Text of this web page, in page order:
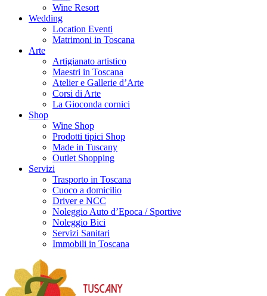
Wine Resort
Wedding
Location Eventi
Matrimoni in Toscana
Arte
Artigianato artistico
Maestri in Toscana
Atelier e Gallerie d’Arte
Corsi di Arte
La Gioconda cornici
Shop
Wine Shop
Prodotti tipici Shop
Made in Tuscany
Outlet Shopping
Servizi
Trasporto in Toscana
Cuoco a domicilio
Driver e NCC
Noleggio Auto d’Epoca / Sportive
Noleggio Bici
Servizi Sanitari
Immobili in Toscana